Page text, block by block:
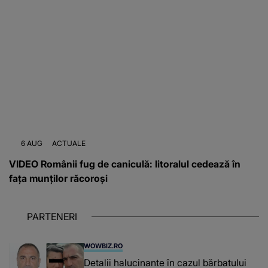
6 AUG ACTUALE
VIDEO Românii fug de caniculă: litoralul cedează în
fața munților răcoroși
PARTENERI
WOWBIZ.RO
Detalii halucinante în cazul bărbatului